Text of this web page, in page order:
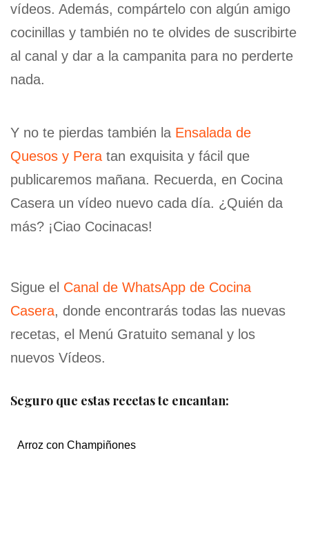
vídeos. Además, compártelo con algún amigo
cocinillas y también no te olvides de suscribirte
al canal y dar a la campanita para no perderte
nada.
Y no te pierdas también la Ensalada de
Quesos y Pera tan exquisita y fácil que
publicaremos mañana. Recuerda, en Cocina
Casera un vídeo nuevo cada día. ¿Quién da
más? ¡Ciao Cocinacas!
Sigue el Canal de WhatsApp de Cocina
Casera, donde encontrarás todas las nuevas
recetas, el Menú Gratuito semanal y los
nuevos Vídeos.
Seguro que estas recetas te encantan:
Arroz con Champiñones